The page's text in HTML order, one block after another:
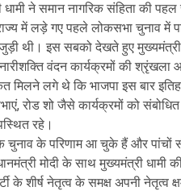
धामी ने समान नागरिक संहिता की
में लड़े गए पहले लोकसभा चुनाव में
थी। इस सबको देखते हुए मुख्यमंत्री
वंदन कार्यक्रमों की
लगे थे कि भाजपा इस बार
रोड शो जैसे कार्यक्रमों को
रहे।
चुनाव के परिणाम आ चुके हैं और पांचों
मोदी के साथ मुख्यमंत्री धामी
के शीर्ष नेतृत्व के समक्ष अपनी नेतृत्व